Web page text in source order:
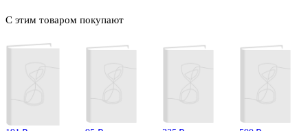
С этим товаром покупают